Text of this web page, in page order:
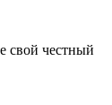
свой честный